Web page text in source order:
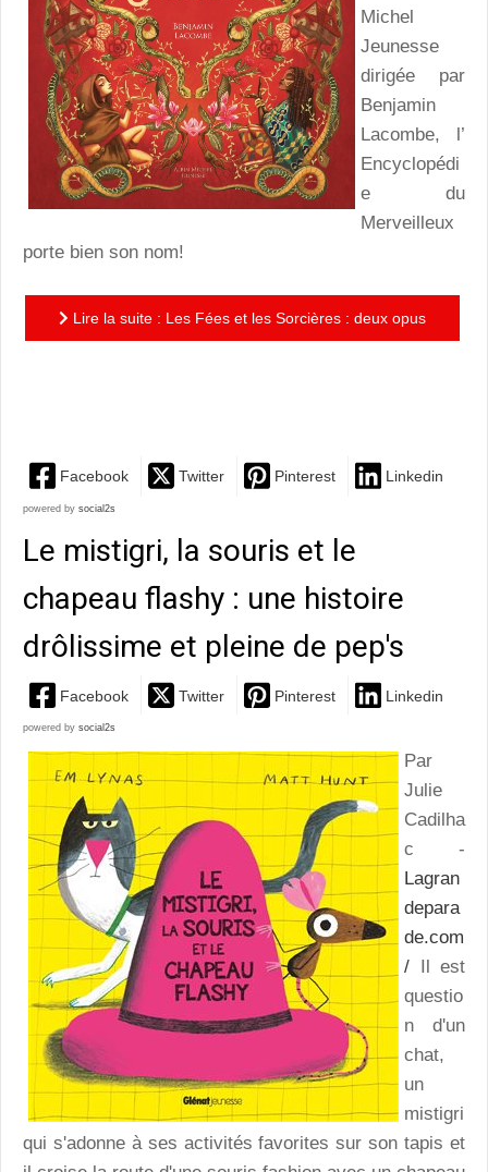
Michel
Jeunesse
dirigée par
Benjamin
Lacombe, l’
Encyclopédi
e du
Merveilleux
porte bien son nom!
Lire la suite : Les Fées et les Sorcières : deux opus
Facebook Twitter Pinterest Linkedin
powered by social2s
Le mistigri, la souris et le
chapeau flashy : une histoire
drôlissime et pleine de pep's
Facebook Twitter Pinterest Linkedin
powered by social2s
Par
Julie
Cadilha
c -
Lagran
depara
de.com
/ Il est
questio
n d'un
chat,
un
mistigri
qui s'adonne à ses activités favorites sur son tapis et